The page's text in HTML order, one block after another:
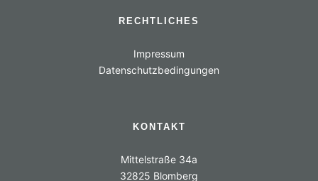
RECHTLICHES
Impressum
Datenschutzbedingungen
KONTAKT
Mittelstraße 34a
32825 Blomberg